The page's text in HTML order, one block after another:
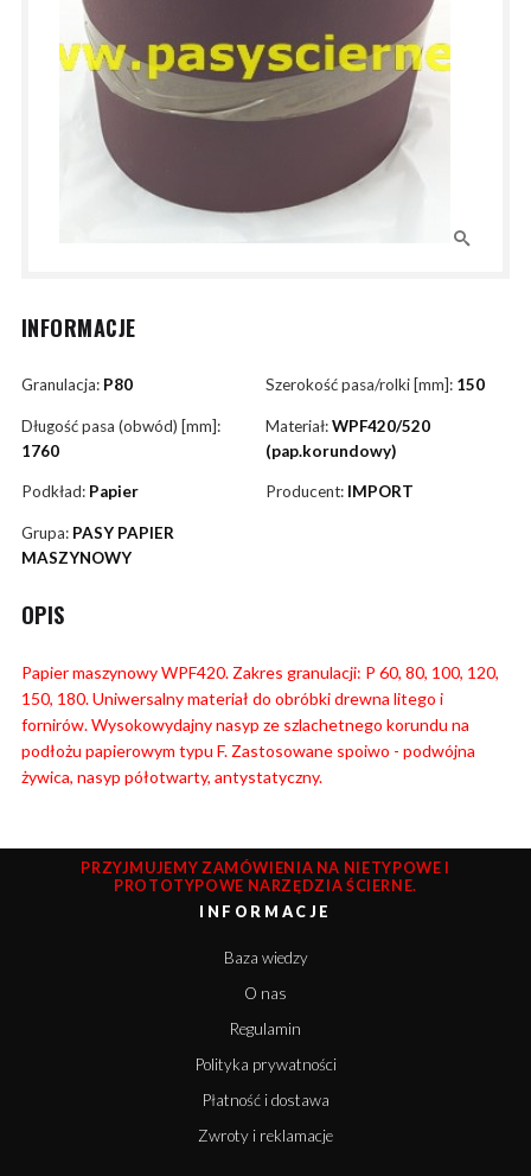
INFORMACJE
Granulacja: P80 Szerokość pasa/rolki [mm]: 150
Długość pasa (obwód) [mm]:
1760
Materiał:WPF420/520
(pap.korundowy)
Podkład: Papier Producent: IMPORT
Grupa: PASY PAPIER
MASZYNOWY
OPIS
Papier maszynowy WPF420. Zakres granulacji: P 60, 80, 100, 120,
150, 180. Uniwersalny materiał do obróbki drewna litego i
fornirów. Wysokowydajny nasyp ze szlachetnego korundu na
podłożu papierowym typu F. Zastosowane spoiwo - podwójna
żywica, nasyp półotwarty, antystatyczny.
PRZYJMUJEMY ZAMÓWIENIA NA NIETYPOWE I
PROTOTYPOWE NARZĘDZIA ŚCIERNE.
INFORMACJE
Baza wiedzy
O nas
Regulamin
Polityka prywatności
Płatność i dostawa
Zwroty i reklamacje